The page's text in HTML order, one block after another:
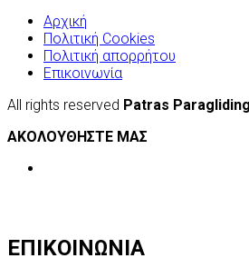
Αρχική
Πολιτική Cookies
Πολιτική απορρήτου
Επικοινωνία
All rights reserved Patras Paragliding
ΑΚΟΛΟΥΘΗΣΤΕ ΜΑΣ
ΕΠΙΚΟΙΝΩΝΙΑ